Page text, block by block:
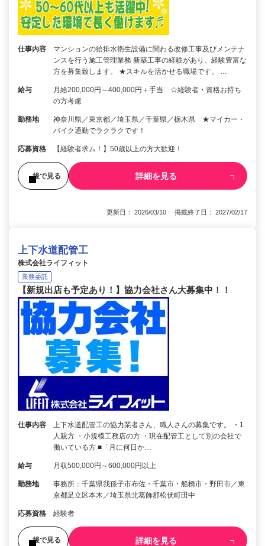
仕事内容
マンションの給排水衛生設備に関わる改修工事及びメンテナ
ンスを行う施工管理業務 新築工事の経験があり、経験豊富な
方を募集致します。 ★スキルを活かせる職場です。 …
給与
月給200,000円～400,000円＋手当 ☆経験者・資格お持ち
の方考慮
勤務地
神奈川県／東京都／埼玉県／千葉県／栃木県 ★マイカー・
バイク通勤でラクラクです！
応募資格 【経験者求ム！】50歳以上の方大歓迎！
後で見る 詳細を見る
更新日： 2026/03/10 掲載終了日： 2027/02/17
上下水道配管工
株式会社ライフィット
業務委託
【新規出店も予定あり！】協力会社さん大募集中！！
仕事内容
上下水道配管工の協力業者さん、職人さんの募集です。 ・1
人親方 ・小規模工務店の方 ・現在配管工として別の会社で
働いている方 ■「月に何日か…
給与 月収500,000円～600,000円以上
勤務地
事務所：千葉県我孫子市布佐・千葉市・船橋市・野田市／東
京都足立区本木／埼玉県北葛飾郡松伏町田中
応募資格 経験者
後で見る 詳細を見る